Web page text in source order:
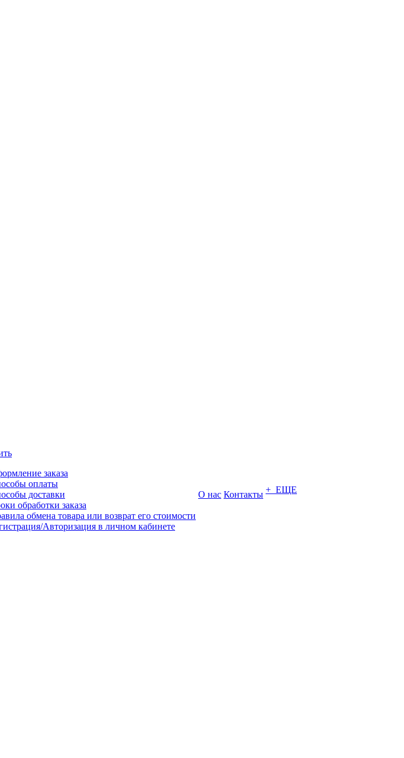
заказа
оплаты
доставки
обработки заказа
обмена товара или возврат его стоимости
Авторизация в личном кабинете
О нас Контакты + ЕЩЕ